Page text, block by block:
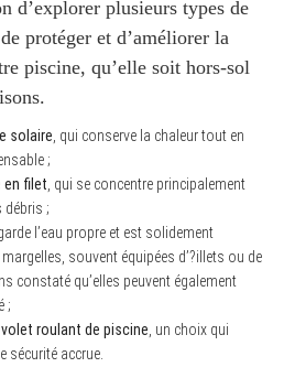
d’explorer plusieurs types de
protéger et d’améliorer la
piscine, qu’elle soit hors-sol
solaire , qui conserve la chaleur tout en
;
en filet , qui se concentre principalement
;
garde l’eau propre et est solidement
souvent équipées d’?illets ou de
constaté qu’elles peuvent également
;
roulant de piscine , un choix qui
sécurité accrue.